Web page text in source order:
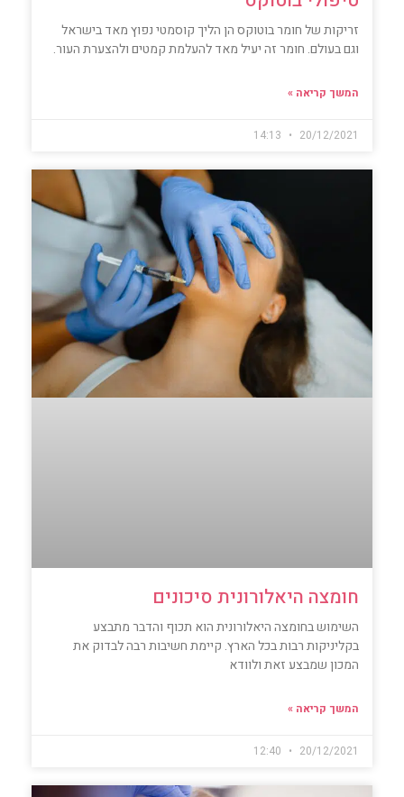
זריקות של חומר בוטוקס הן הליך קוסמטי נפוץ מאד בישראל
וגם בעולם. חומר זה יעיל מאד להעלמת קמטים ולהצערת העור.
המשך קריאה »
20/12/2021
חומצה היאלורונית סיכונים
השימוש בחומצה היאלורונית הוא תכוף והדבר מתבצע
בקליניקות רבות בכל הארץ. קיימת חשיבות רבה לבדוק את
המכון שמבצע זאת ולוודא
המשך קריאה »
20/12/2021